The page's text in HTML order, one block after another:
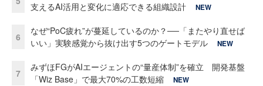
支えるAI活用と変化に適応できる組織設計
NEW
6
なぜ“PoC疲れ”が蔓延しているのか？──「またやり直せば
いい」実験感覚から抜け出す5つのゲートモデル
NEW
7
みずほFGがAIエージェントの“量産体制”を確立 開発基盤
「Wiz Base」で最大70%の工数短縮
NEW